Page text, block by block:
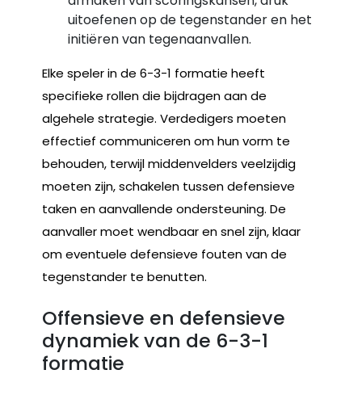
uitoefenen op de tegenstander en het
initiëren van tegenaanvallen.
Elke speler in de 6-3-1 formatie heeft
specifieke rollen die bijdragen aan de
algehele strategie. Verdedigers moeten
effectief communiceren om hun vorm te
behouden, terwijl middenvelders veelzijdig
moeten zijn, schakelen tussen defensieve
taken en aanvallende ondersteuning. De
aanvaller moet wendbaar en snel zijn, klaar
om eventuele defensieve fouten van de
tegenstander te benutten.
Offensieve en defensieve
dynamiek van de 6-3-1
formatie